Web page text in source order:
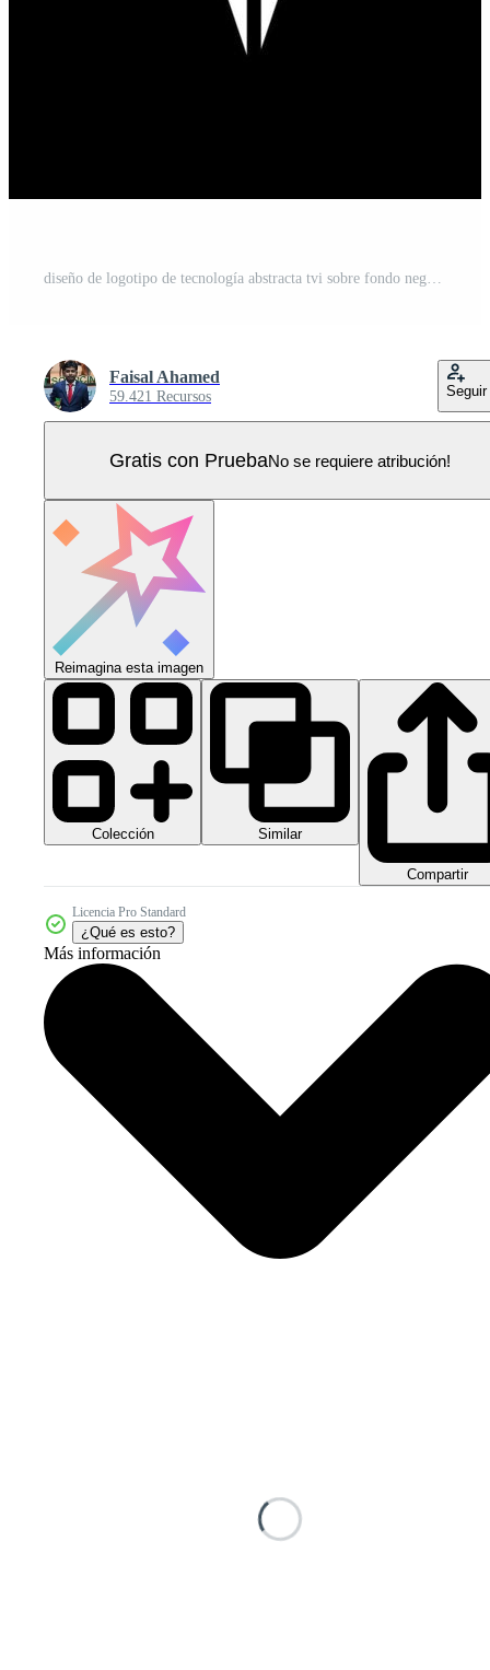
diseño de logotipo de tecnología abstracta tvi sobre fondo negro. concepto de logotipo de letra de iniciales creativas tvi. Vector Pro
Faisal Ahamed
59.421 Recursos Seguir
Gratis con PruebaNo se requiere atribución!
Reimagina esta imagen
Colección Similar
Compartir
Licencia Pro Standard
¿Qué es esto?
Más información